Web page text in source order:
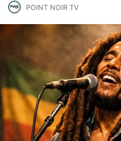
POINT NOIR TV